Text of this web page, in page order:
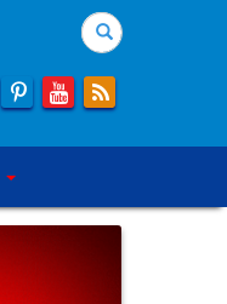
Search